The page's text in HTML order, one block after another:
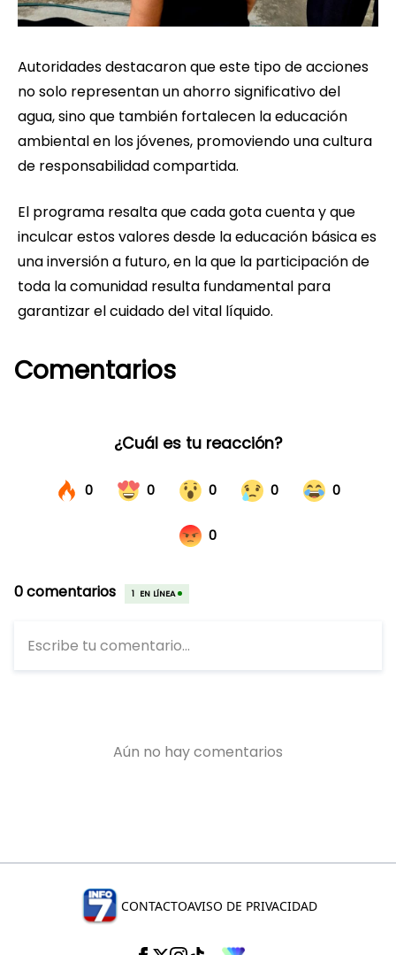
Autoridades destacaron que este tipo de acciones
no solo representan un ahorro significativo del
agua, sino que también fortalecen la educación
ambiental en los jóvenes, promoviendo una cultura
de responsabilidad compartida.
El programa resalta que cada gota cuenta y que
inculcar estos valores desde la educación básica es
una inversión a futuro, en la que la participación de
toda la comunidad resulta fundamental para
garantizar el cuidado del vital líquido.
Comentarios
CONTACTOAVISO DE PRIVACIDAD